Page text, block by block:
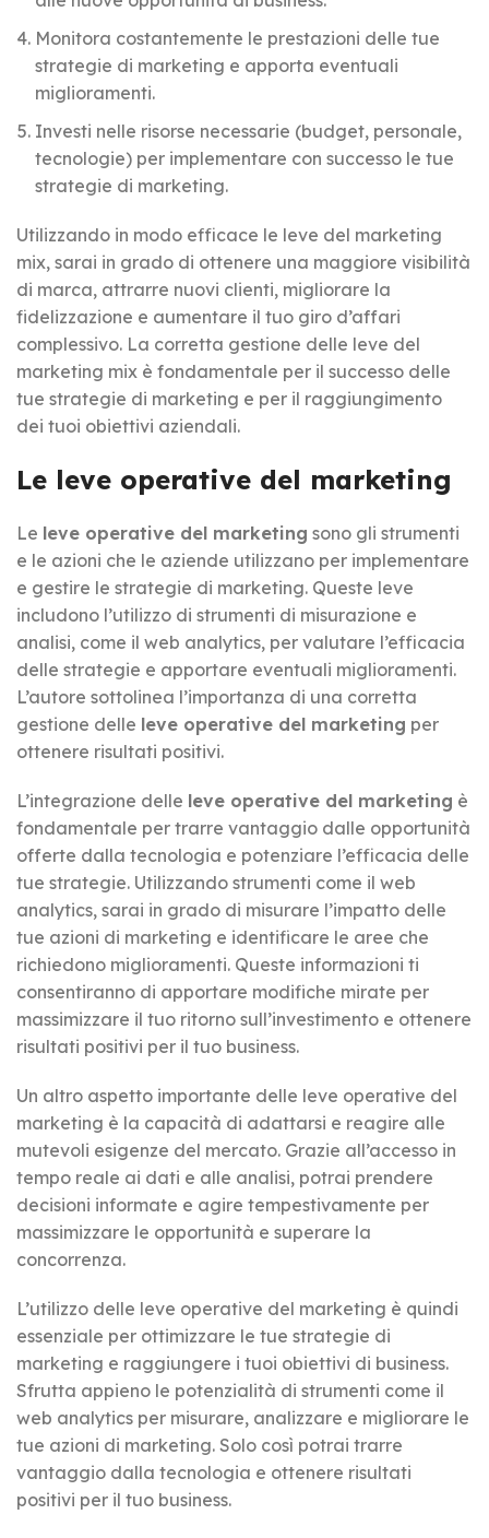
Monitora costantemente le prestazioni delle tue
strategie di marketing e apporta eventuali
miglioramenti.
Investi nelle risorse necessarie (budget, personale,
tecnologie) per implementare con successo le tue
strategie di marketing.
Utilizzando in modo efficace le leve del marketing
mix, sarai in grado di ottenere una maggiore visibilità
di marca, attrarre nuovi clienti, migliorare la
fidelizzazione e aumentare il tuo giro d’affari
complessivo. La corretta gestione delle leve del
marketing mix è fondamentale per il successo delle
tue strategie di marketing e per il raggiungimento
dei tuoi obiettivi aziendali.
Le leve operative del marketing
Le leve operative del marketing sono gli strumenti
e le azioni che le aziende utilizzano per implementare
e gestire le strategie di marketing. Queste leve
includono l’utilizzo di strumenti di misurazione e
analisi, come il web analytics, per valutare l’efficacia
delle strategie e apportare eventuali miglioramenti.
L’autore sottolinea l’importanza di una corretta
gestione delle leve operative del marketing per
ottenere risultati positivi.
L’integrazione delle leve operative del marketing è
fondamentale per trarre vantaggio dalle opportunità
offerte dalla tecnologia e potenziare l’efficacia delle
tue strategie. Utilizzando strumenti come il web
analytics, sarai in grado di misurare l’impatto delle
tue azioni di marketing e identificare le aree che
richiedono miglioramenti. Queste informazioni ti
consentiranno di apportare modifiche mirate per
massimizzare il tuo ritorno sull’investimento e ottenere
risultati positivi per il tuo business.
Un altro aspetto importante delle leve operative del
marketing è la capacità di adattarsi e reagire alle
mutevoli esigenze del mercato. Grazie all’accesso in
tempo reale ai dati e alle analisi, potrai prendere
decisioni informate e agire tempestivamente per
massimizzare le opportunità e superare la
concorrenza.
L’utilizzo delle leve operative del marketing è quindi
essenziale per ottimizzare le tue strategie di
marketing e raggiungere i tuoi obiettivi di business.
Sfrutta appieno le potenzialità di strumenti come il
web analytics per misurare, analizzare e migliorare le
tue azioni di marketing. Solo così potrai trarre
vantaggio dalla tecnologia e ottenere risultati
positivi per il tuo business.